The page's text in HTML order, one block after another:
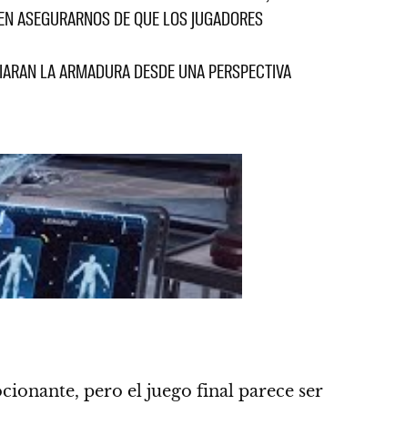
ASEGURARNOS DE QUE LOS JUGADORES
LA ARMADURA DESDE UNA PERSPECTIVA
pero el juego final parece ser